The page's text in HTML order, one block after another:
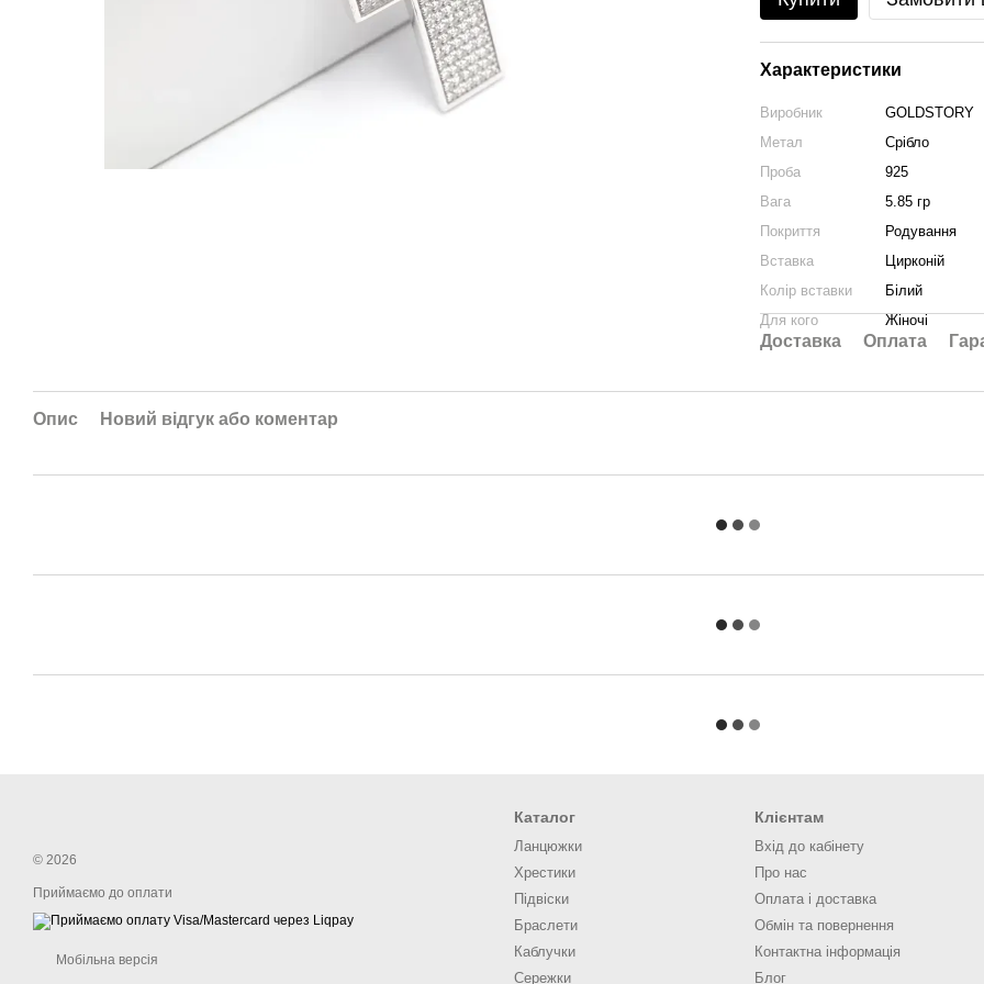
Характеристики
Виробник
GOLDSTORY
Метал
Срібло
Проба
925
Вага
5.85 гр
Покриття
Родування
Вставка
Цирконій
Колір вставки
Білий
Для кого
Жіночі
Доставка Оплата
Опис Новий відгук або коментар
© 2026
Приймаємо до оплати
Мобільна версія
Каталог
Ланцюжки
Хрестики
Підвіски
Браслети
Каблучки
Сережки
Клієнтам
Вхід до кабінету
Про нас
Оплата і доставка
Обмін та повернення
Контактна інформація
Блог